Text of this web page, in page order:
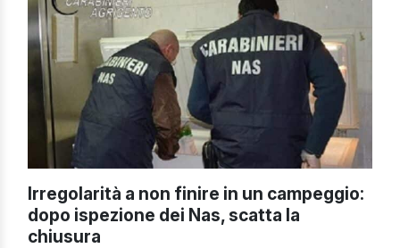
Irregolarità a non finire in un campeggio:
dopo ispezione dei Nas, scatta la
chiusura